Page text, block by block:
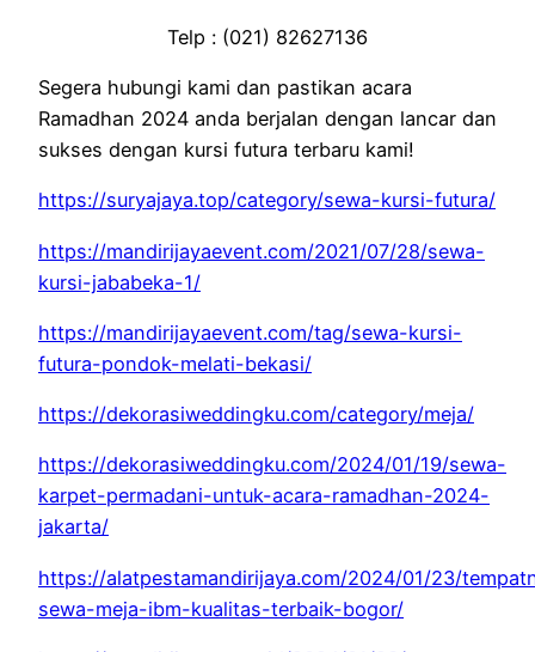
Telp : (021) 82627136
Segera hubungi kami dan pastikan acara
Ramadhan 2024 anda berjalan dengan lancar dan
sukses dengan kursi futura terbaru kami!
https://suryajaya.top/category/sewa-kursi-futura/
https://mandirijayaevent.com/2021/07/28/sewa-
kursi-jababeka-1/
https://mandirijayaevent.com/tag/sewa-kursi-
futura-pondok-melati-bekasi/
https://dekorasiweddingku.com/category/meja/
https://dekorasiweddingku.com/2024/01/19/sewa-
karpet-permadani-untuk-acara-ramadhan-2024-
jakarta/
https://alatpestamandirijaya.com/2024/01/23/
sewa-meja-ibm-kualitas-terbaik-bogor/